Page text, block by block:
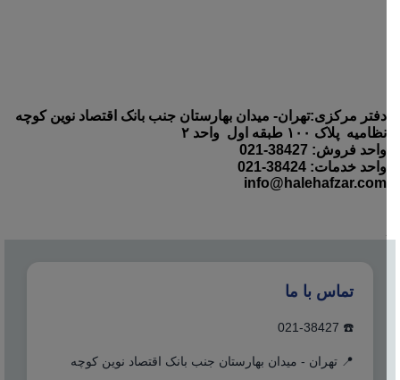
دفتر مرکزی:تهران- میدان بهارستان جنب بانک اقتصاد نوین کوچه
نظامیه پلاک ۱۰۰ طبقه اول واحد ۲
واحد فروش: 38427-021
واحد خدمات: 38424-021
info@halehafzar.com
تماس با ما
☎️ 021-38427
📍 تهران - میدان بهارستان جنب بانک اقتصاد نوین کوچه